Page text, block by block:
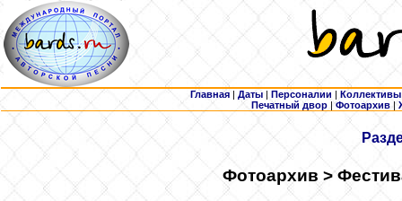
Главная | Даты | Персоналии | Коллективы
Печатный двор |Фотоархив |
Фотоархив >